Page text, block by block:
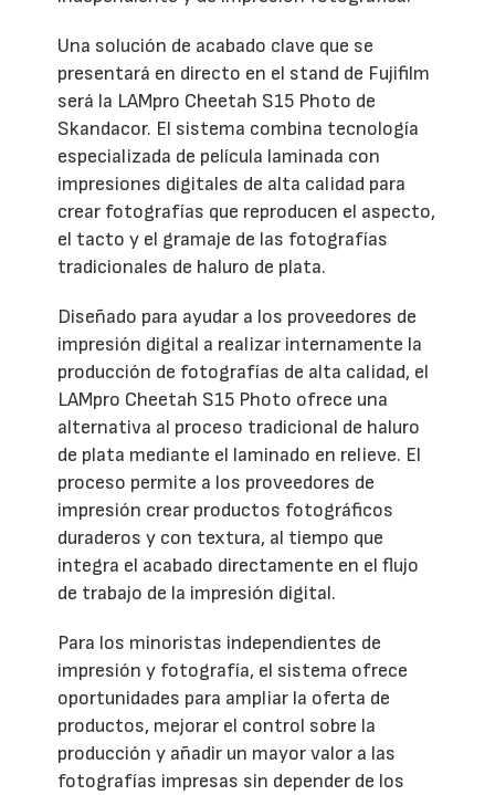
Una solución de acabado clave que se
presentará en directo en el stand de Fujifilm
será la LAMpro Cheetah S15 Photo de
Skandacor. El sistema combina tecnología
especializada de película laminada con
impresiones digitales de alta calidad para
crear fotografías que reproducen el aspecto,
el tacto y el gramaje de las fotografías
tradicionales de haluro de plata.
Diseñado para ayudar a los proveedores de
impresión digital a realizar internamente la
producción de fotografías de alta calidad, el
LAMpro Cheetah S15 Photo ofrece una
alternativa al proceso tradicional de haluro
de plata mediante el laminado en relieve. El
proceso permite a los proveedores de
impresión crear productos fotográficos
duraderos y con textura, al tiempo que
integra el acabado directamente en el flujo
de trabajo de la impresión digital.
Para los minoristas independientes de
impresión y fotografía, el sistema ofrece
oportunidades para ampliar la oferta de
productos, mejorar el control sobre la
producción y añadir un mayor valor a las
fotografías impresas sin depender de los